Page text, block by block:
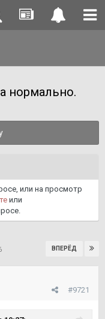
нормально.
или на просмотр
или
ВПЕРЁД
#9721